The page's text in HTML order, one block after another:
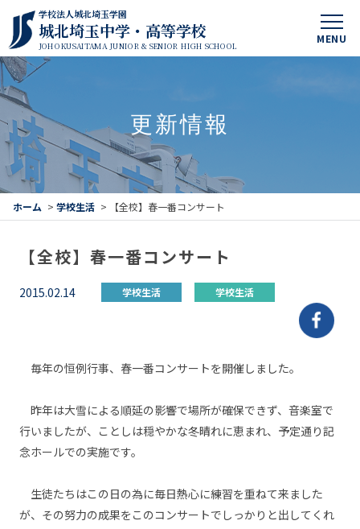
MENU
学校法人城北埼玉学園
城北埼玉中学・高等学校
JOHOKUSAITAMA JUNIOR & SENIOR HIGH SCHOOL
更新情報
ホーム > 学校生活 > 【全校】春一番コンサート
【全校】春一番コンサート
2015.02.14 学校生活 学校生活
毎年の恒例行事、春一番コンサートを開催しました。
昨年は大雪による順延の影響で場所が確保できず、音楽室で
行いましたが、ことしは穏やかな冬晴れに恵まれ、予定通り記
念ホールでの実施です。
生徒たちはこの日の為に毎日熱心に練習を重ねて来ました
が、その努力の成果をこのコンサートでしっかりと出してくれ